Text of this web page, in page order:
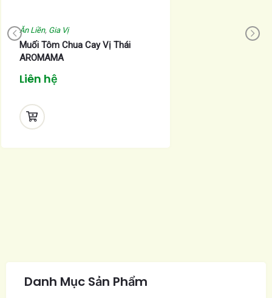
Ăn Liền, Gia Vị
Muối Tôm Chua Cay Vị Thái
AROMAMA
Liên hệ
Danh Mục Sản Phẩm